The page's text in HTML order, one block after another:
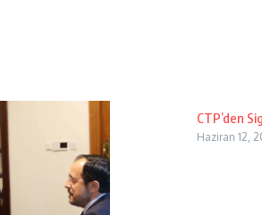
CTP’den
Haziran 12,